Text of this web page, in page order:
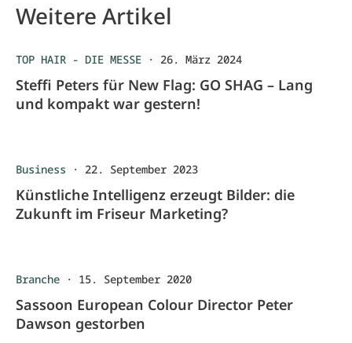
Weitere Artikel
TOP HAIR - DIE MESSE · 26. März 2024
Steffi Peters für New Flag: GO SHAG – Lang
und kompakt war gestern!
Business · 22. September 2023
Künstliche Intelligenz erzeugt Bilder: die
Zukunft im Friseur Marketing?
Branche · 15. September 2020
Sassoon European Colour Director Peter
Dawson gestorben